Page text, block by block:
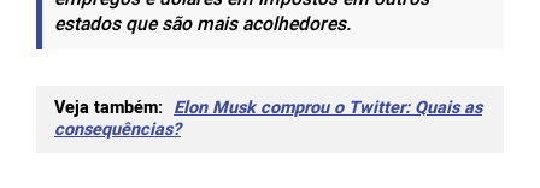
estados que são mais acolhedores.
Veja também: Elon Musk comprou o Twitter: Quais as
consequências?